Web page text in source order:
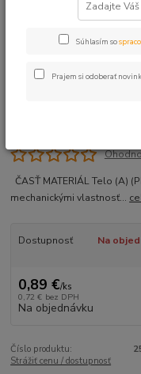
Spojka 25
ČASŤ MATERIÁL Telo (A)
mechanickými vlastnosť...
Dostupnosť Na
0,89 €/ks
0,72 € bez DPH
Na objednávku
Číslo produktu:
Strážiť cenu / dostupnosť
Súhlasím so
Prajem si odoberať